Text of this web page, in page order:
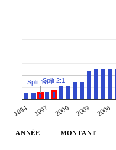
1994 1997 2000 2003 2006
Split 10:1Split 2:1
ANNÉE MONTANT